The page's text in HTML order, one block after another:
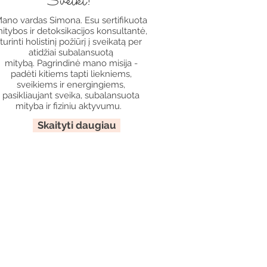
vardas Simona. Esu sertifikuota
ir detoksikacijos konsultantė,
turinti holistinį požiūrį į sveikatą per
atidžiai subalansuotą
mitybą. Pagrindinė mano misija -
padėti kitiems tapti liekniems,
sveikiems ir energingiems,
pasikliaujant sveika, subalansuota
mityba ir fiziniu aktyvumu.
Skaityti daugiau